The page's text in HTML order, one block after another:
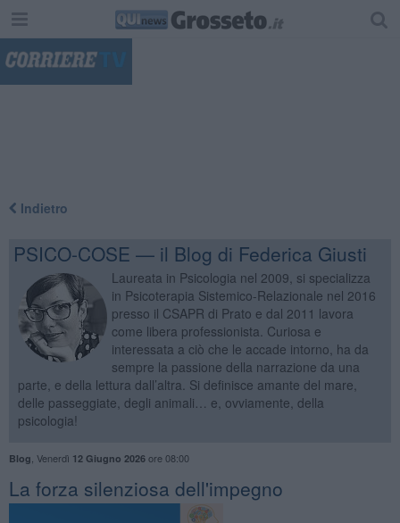
Indietro
PSICO-COSE — il Blog di Federica Giusti
Laureata in Psicologia nel 2009, si specializza
in Psicoterapia Sistemico-Relazionale nel 2016
presso il CSAPR di Prato e dal 2011 lavora
come libera professionista. Curiosa e
interessata a ciò che le accade intorno, ha da
sempre la passione della narrazione da una
parte, e della lettura dall’altra. Si definisce amante del mare,
delle passeggiate, degli animali… e, ovviamente, della
psicologia!
Blog Venerdì 12 Giugno 2026ore 08:00
​La forza silenziosa dell'impegno